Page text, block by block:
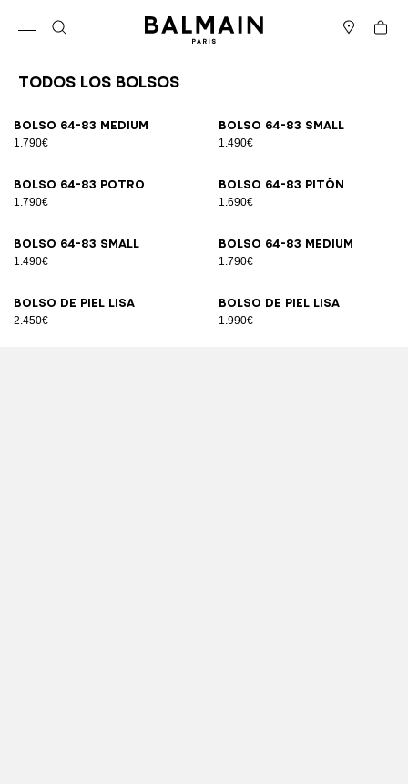
Cesta
Todos los Bolsos
Bolso 64-83 Medium
1.790€
Bolso 64-83 Small
1.490€
Bolso 64-83 potro
1.790€
Bolso 64-83 pitón
1.690€
Bolso 64-83 Small
1.490€
Bolso 64-83 Medium
1.790€
Bolso de piel lisa
2.450€
Bolso de piel lisa
1.990€